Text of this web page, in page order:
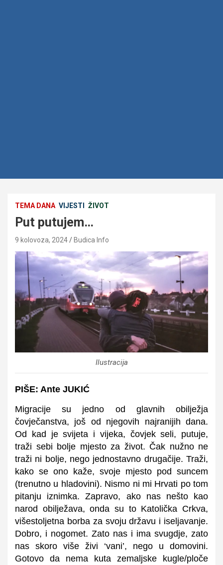
TEMA DANA VIJESTI ŽIVOT
Put putujem…
9 kolovoza, 2024 Budica Info
Ilustracija
PIŠE: Ante JUKIĆ
Migracije su jedno od glavnih obilježja
čovječanstva, još od njegovih najranijih dana.
Od kad je svijeta i vijeka, čovjek seli, putuje,
traži sebi bolje mjesto za život. Čak nužno ne
traži ni bolje, nego jednostavno drugačije. Traži,
kako se ono kaže, svoje mjesto pod suncem
(trenutno u hladovini). Nismo ni mi Hrvati po tom
pitanju iznimka. Zapravo, ako nas nešto kao
narod obilježava, onda su to Katolička Crkva,
višestoljetna borba za svoju državu i iseljavanje.
Dobro, i nogomet. Zato nas i ima svugdje, zato
nas skoro više živi ‘vani’, nego u domovini.
Gotovo da nema kuta zemaljske kugle/ploče